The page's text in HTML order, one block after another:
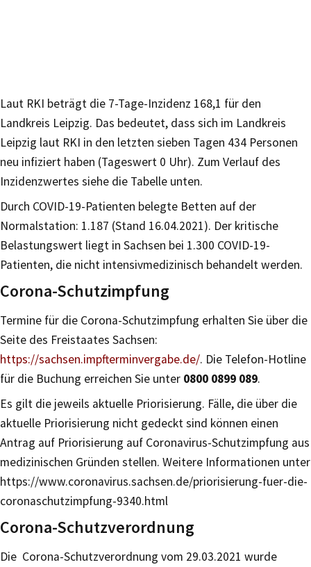
Laut RKI beträgt die 7-Tage-Inzidenz 168,1 für den
Landkreis Leipzig. Das bedeutet, dass sich im Landkreis
Leipzig laut RKI in den letzten sieben Tagen 434 Personen
neu infiziert haben (Tageswert 0 Uhr). Zum Verlauf des
Inzidenzwertes siehe die Tabelle unten.
Durch COVID-19-Patienten belegte Betten auf der
Normalstation: 1.187 (Stand 16.04.2021). Der kritische
Belastungswert liegt in Sachsen bei 1.300 COVID-19-
Patienten, die nicht intensivmedizinisch behandelt werden.
Corona-Schutzimpfung
Termine für die Corona-Schutzimpfung erhalten Sie über die
Seite des Freistaates Sachsen:
https://sachsen.impfterminvergabe.de/. Die Telefon-Hotline
für die Buchung erreichen Sie unter 0800 0899 089.
Es gilt die jeweils aktuelle Priorisierung. Fälle, die über die
aktuelle Priorisierung nicht gedeckt sind können einen
Antrag auf Priorisierung auf Coronavirus-Schutzimpfung aus
medizinischen Gründen stellen. Weitere Informationen unter
https://www.coronavirus.sachsen.de/priorisierung-fuer-die-
coronaschutzimpfung-9340.html
Corona-Schutzverordnung
Die Corona-Schutzverordnung vom 29.03.2021 wurde